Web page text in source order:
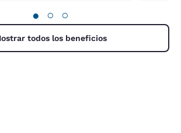
● ○ ○
todos los beneficios